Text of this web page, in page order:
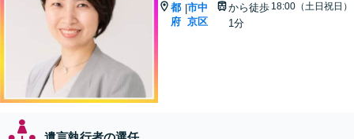
都
府
|市中
京区
から徒歩
1分
18:00（土日祝日）